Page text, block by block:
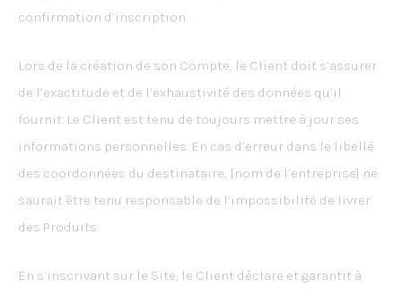
confirmation d’inscription.
Lors de la création de son Compte, le Client doit s’assurer
de l’exactitude et de l’exhaustivité des données qu’il
fournit. Le Client est tenu de toujours mettre à jour ses
informations personnelles. En cas d’erreur dans le libellé
des coordonnées du destinataire, [nom de l’entreprise] ne
saurait être tenu responsable de l’impossibilité de livrer
des Produits.
En s’inscrivant sur le Site, le Client déclare et garantit à